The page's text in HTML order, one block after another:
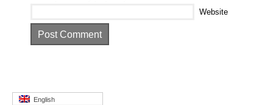
Website
English